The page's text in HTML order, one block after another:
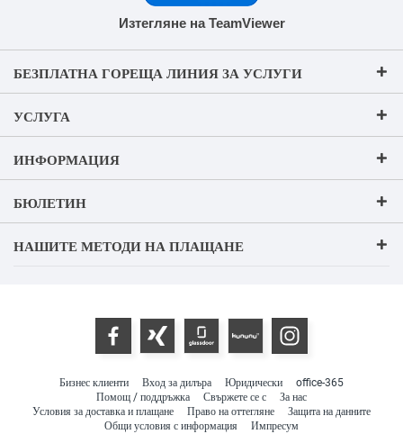
Изтегляне на TeamViewer
БЕЗПЛАТНА ГОРЕЩА ЛИНИЯ ЗА УСЛУГИ
УСЛУГА
ИНФОРМАЦИЯ
БЮЛЕТИН
НАШИТЕ МЕТОДИ НА ПЛАЩАНЕ
Бизнес клиенти Вход за дилъра Юридически
office-365
Помощ / поддръжка
Свържете се с
За нас
Условия за доставка и плащане
Право на оттегляне
Защита на данните
Общи условия с информация
Импресум